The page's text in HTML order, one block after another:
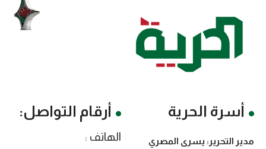
أسرة الحرية
مدير التحرير: يسرى المصري
أرقام التواصل:
الهاتف :